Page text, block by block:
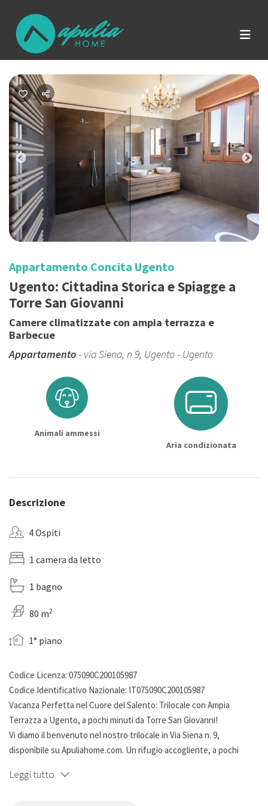
Previous
Appartamento Concita Ugento
Ugento: Cittadina Storica e Spiagge a
Torre San Giovanni
Camere climatizzate con ampia terrazza e
Barbecue
Appartamento- via Siena, n 9, Ugento - Ugento
Animali ammessi
Aria condizionata
Descrizione
4 Ospiti
1 camera da letto
1 bagno
80 m2
1° piano
Codice Licenza: 075090C200105987
Codice Identificativo Nazionale: IT075090C200105987
Vacanza Perfetta nel Cuore del Salento: Trilocale con Ampia
Terrazza a Ugento, a pochi minuti da Torre San Giovanni!
Vi diamo il benvenuto nel nostro trilocale in Via Siena n. 9,
disponibile su Apuliahome.com. Un rifugio accogliente, a pochi
un'esperienza rilassante e indimenticabile.
Leggi tutto